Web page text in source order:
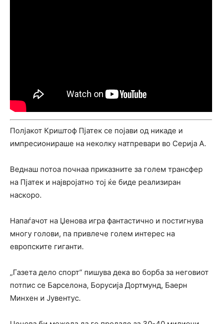
Полјакот Криштоф Пјатек се појави од никаде и
импресионираше на неколку натпревари во Серија А.
Веднаш потоа почнаа приказните за голем трансфер
на Пјатек и највројатно тој ќе биде реализиран
наскоро.
Напаѓачот на Џенова игра фантастично и постигнува
многу голови, па привлече голем интерес на
европските гиганти.
„Газета дело спорт“ пишува дека во борба за неговиот
потпис се Барселона, Борусија Дортмунд, Баерн
Минхен и Јувентус.